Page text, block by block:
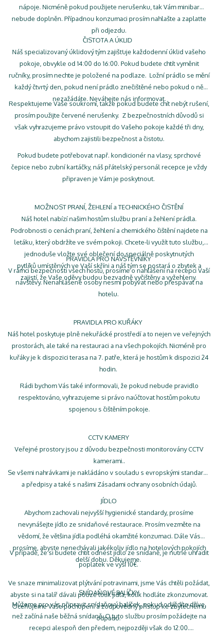
nápoje. Nicméně pokud použijete nerušenku, tak Vám minibar
nebude doplněn. Případnou konzumaci prosím nahlašte a zaplaťte
při odjezdu.
ČISTOTA A ÚKLID
Náš specializovaný úklidový tým zajišťuje každodenní úklid vašeho
pokoje, obvykle od 14:00 do 16:00. Pokud budete chtít vyměnit
ručníky, prosím nechte je položené na podlaze. Ložní prádlo se mění
každý čtvrtý den, pokud není prádlo znečištěné nebo pokud o ně
nezažádáte. Neváhejte nás informovat.
Respektujeme Vaše soukromí, takže pokud budete chít nebýt rušení,
prosím použijte červené nerušenky. Z bezpečnostních důvodů si
však vyhrazujeme právo vstoupit do Vašeho pokoje každé tři dny,
abychom zajistili bezpečnost a čistotu.
Pokud budete potřebovat např. kondicionér na vlasy, sprchové
čepice nebo zubní kartáčky, náš přátelský personál recepce je vždy
připraven je Vám je poskytnout.
MOŽNOST PRANÍ, ŽEHLENÍ a TECHNICKÉHO ČISTĚNÍ
Náš hotel nabízí našim hostům službu praní a žehlení prádla.
Podrobnosti o cenách praní, žehlení a chemického čištění najdete na
letáku, který obdržíte ve svém pokoji. Chcete-li využít tuto službu,
jednoduše vložte své oblečení do speciálně poskytnutých
pytlíků umístěných ve Vaší skříni a náš tým se postará o zbytek a
zajistí, že Vaše oděvy budou bezvadně vyčištěny a vyžehleny.
PRAVIDLA PRO NÁVŠTĚVNÍKY
V rámci bezpečnosti všech hostů, prosíme o nahlášení na recepci Vaší
návštěvy. Nenahlášené osoby nesmí pobývat nebo přespávat na
hotelu.
PRAVIDLA PRO KUŘÁKY
Náš hotel poskytuje plně nekuřácké prostředí a to nejen ve veřejných
prostorách, ale také na restauraci a na všech pokojích. Nicméně pro
kuřáky je k dispozici terasa na 7. patře, která je hostům k dispozici 24
hodin.
Rádi bychom Vás také informovali, že pokud nebude pravidlo
respektováno, vyhrazujeme si právo naúčtovat hostům pokutu
spojenou s čištěním pokoje.
CCTV KAMERY
Veřejné prostory jsou z důvodu bezpečnosti monitorovány CCTV
kamerami..
Se všemi nahrávkami je nakládáno v souladu s evropskými standardy
a předpisy a také s našimi Zásadami ochrany osobních údajů.
JÍDLO
Abychom zachovali nejvyšší hygienické standardy, prosíme
nevynášejte jídlo ze snidaňové restaurace. Prosím vezměte na
vědomí, že většina jídla podléhá okamžité konzumaci. Dále Vás
prosíme, abyste nenechávali jakékoliv jídlo na hotelových pokojích
delší dobu. Děkujeme.
Ve snaze minimalizovat plýtvání potravinami, jsme Vás chtěli požádat,
abyste si na talíř dávali pouze tolik jídla, kolik hodláte zkonzumovat.
Oceňujeme Vaše pochopení a zodpovědný přístup ke zbytečnému
odpadu.
V případě, že si budete chtít odnést jídlo ze snídaně, je nutné uhradit
poplatek ve výši 10€.
SNÍDAŇOVÉ BALÍČKY
Můžeme pro vás připravit snídaňový balíček, pokud odjíždíte dříve,
než začíná naše běžná snídaně. O tuto službu prosím požádejte na
recepci alespoň den předem, nejpozději však do 12:00.